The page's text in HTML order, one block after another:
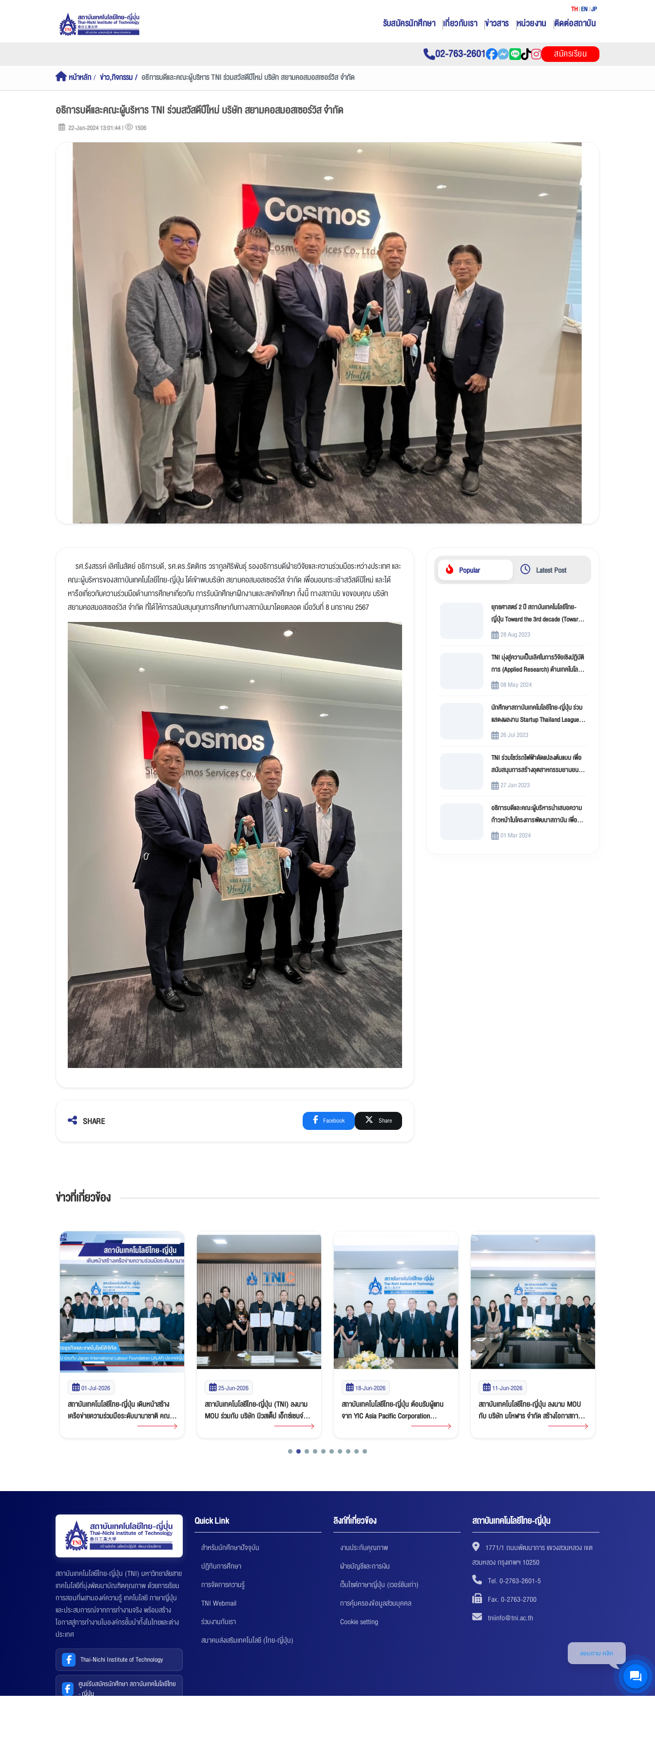
รับสมัครนักศึกษา เกี่ยวกับเรา ข่าวสาร หน่วยงาน ติดต่อสถาบัน
TH EN JP
02-763-2601 สมัครเรียน
หน้าหลัก ข่าว,กิจกรรม อธิการบดีและคณะผู้บริหาร TNI ร่วมสวัสดีปีใหม่ บริษัท สยามคอสมอสเซอร์วิส จำกัด
อธิการบดีและคณะผู้บริหาร TNI ร่วมสวัสดีปีใหม่ บริษัท สยามคอสมอสเซอร์วิส จำกัด
22-Jan-2024 13:01:44 | 1506
รศ.รังสรรค์ เลิศในสัตย์ อธิการบดี, รศ.ดร.รัตติกร วรากูลศิริพันธุ์ รองอธิการบดีฝ่ายวิจัยและความร่วมมือระหว่างประเทศ และ
คณะผู้บริหารของสถาบันเทคโนโลยีไทย-ญี่ปุ่น ได้เข้าพบบริษัท สยามคอสมอสเซอร์วิส จำกัด เพื่อมอบกระเช้าสวัสดีปีใหม่ และได้
หารือเกี่ยวกับความร่วมมือด้านการศึกษาเกี่ยวกับ การรับนักศึกษาฝึกงานและสหกิจศึกษา ทั้งนี้ ทางสถาบัน ขอขอบคุณ บริษัท
สยามคอสมอสเซอร์วิส จำกัด ที่ได้ให้การสนับสนุนทุนการศึกษากับทางสถาบันมาโดยตลอด เมื่อวันที่ 8 มกราคม 2567
SHARE Facebook Share
Popular Latest Post
ยุทธศาสตร์ 2 ปี สถาบันเทคโนโลยีไทย-
ญี่ปุ่น Toward the 3rd decade (Toward
New Innovation –TNI)
28 Aug 2023
TNI มุ่งสู่ความเป็นเลิศในการวิจัยเชิงปฏิบัติ
การ (Applied Research) ด้านเทคโนโลยี
สารสนเทศ
08 May 2024
นักศึกษาสถาบันเทคโนโลยีไทย-ญี่ปุ่น ร่วม
แสดงผลงาน Startup Thailand League
202326 Jul 2023
TNI ร่วมโชว์รถไฟฟ้าดัดแปลงต้นแบบ เพื่อ
สนับสนุนการสร้างอุตสาหกรรมยานยนต์
ไฟฟ้าดัดแปลง (EV Conversion)
27 Jan 2023
อธิการบดีและคณะผู้บริหารนำเสนอความ
ก้าวหน้าในโครงการพัฒนาสถาบัน เพื่อขับ
เคลื่อน สถาบันเทคโนโลยีไทย-ญี่ปุ่น (TNI)
01 Mar 2024
ข่าวที่เกี่ยวข้อง
01-Jul-2026
สถาบันเทคโนโลยีไทย-ญี่ปุ่น เดินหน้าสร้าง
เครือข่ายความร่วมมือระดับนานาชาติ คณะ
บริหารธุรกิจและเทคโนโลยีดิจิทัล ลงนาม
25-Jun-2026
สถาบันเทคโนโลยีไทย-ญี่ปุ่น (TNI) ลงนาม
MOU ร่วมกับ บริษัท นิวสเต็ป เอ็กซ์เชนจ์
โปรแกรม จำกัด ส่งเสริมโอกาสนักศึกษาสู่
18-Jun-2026
สถาบันเทคโนโลยีไทย-ญี่ปุ่น ต้อนรับผู้แทน
จาก YIC Asia Pacific Corporation
Limited เยี่ยมชมครุภัณฑ์ที่มอบให้ พร้อม
พัฒนาบุคลากร
11-Jun-2026
สถาบันเทคโนโลยีไทย-ญี่ปุ่น ลงนาม MOU
กับ บริษัท มโหฬาร จำกัด สร้างโอกาสการ
เรียนรู้และการทำงานแห่งอนาคต
สถาบันเทคโนโลยีไทย-ญี่ปุ่น (TNI) มหาวิทยาลัยสาย
เทคโนโลยีที่มุ่งพัฒนาบัณฑิตคุณภาพ ด้วยการเรียน
การสอนที่ผสานองค์ความรู้ เทคโนโลยี ภาษาญี่ปุ่น
และประสบการณ์จากการทำงานจริง พร้อมสร้าง
โอกาสสู่การทำงานในองค์กรชั้นนำทั้งในไทยและต่าง
ประเทศ
Thai-Nichi Institute of Technology
ศูนย์รับสมัครนักศึกษา สถาบันเทคโนโลยีไทย
- ญี่ปุ่น
Quick Link
สำหรับนักศึกษาปัจจุบัน
ปฏิทินการศึกษา
การจัดการความรู้
TNI Webmail
ร่วมงานกับเรา
สมาคมส่งเสริมเทคโนโลยี (ไทย-ญี่ปุ่น)
ลิงก์ที่เกี่ยวข้อง
งานประกันคุณภาพ
ฝ่ายบัญชีและการเงิน
เว็บไซต์ภาษาญี่ปุ่น (เวอร์ชันเก่า)
การคุ้มครองข้อมูลส่วนบุคคล
Cookie setting
สถาบันเทคโนโลยีไทย-ญี่ปุ่น
1771/1 ถนนพัฒนาการ แขวงสวนหลวง เขต
สวนหลวง กรุงเทพฯ 10250
Tel. 0-2763-2601-5
Fax. 0-2763-2700
tniinfo@tni.ac.th
สอบถาม คลิก